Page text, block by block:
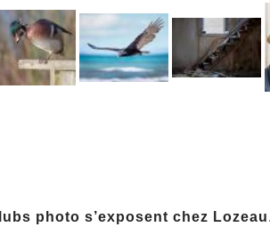
photo s’exposent chez Lozeau